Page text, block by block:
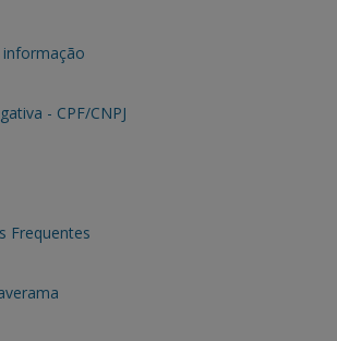
informação
- CPF/CNPJ
Frequentes